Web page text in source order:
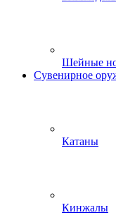
Шейные
Сувенирное
Катаны
Кинжалы